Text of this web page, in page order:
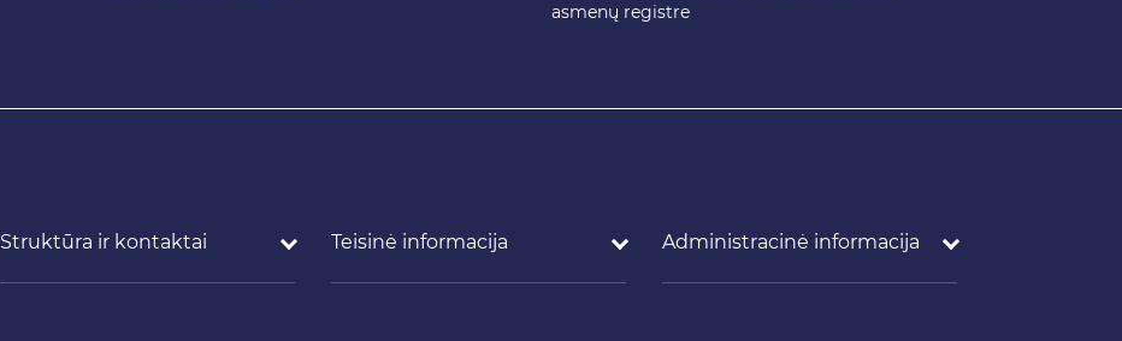
asmenų registre
Struktūra ir kontaktai Teisinė informacija Administracinė informacija